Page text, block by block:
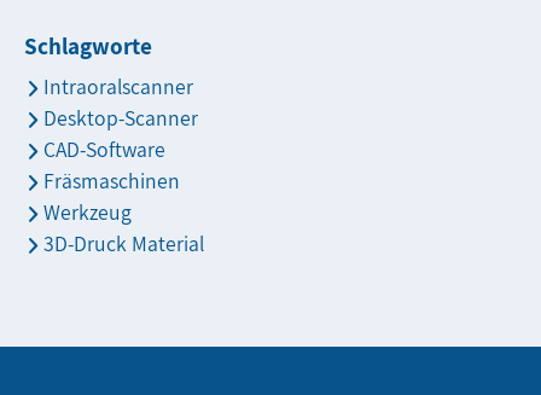
Schlagworte
Intraoralscanner
Desktop-Scanner
CAD-Software
Fräsmaschinen
Werkzeug
3D-Druck Material